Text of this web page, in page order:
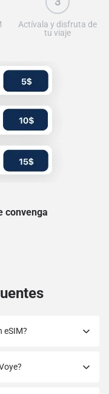
Actívala y disfruta de
tu viaje
convenga
eSIM?